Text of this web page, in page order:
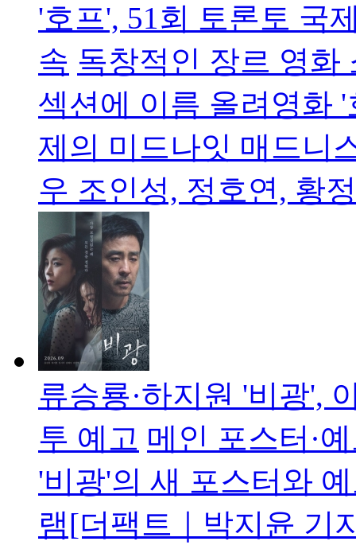
'호프', 51회 토론토 국
속 독창적인 장르 영화
섹션에 이름 올려영화
제의 미드나잇 매드니
우 조인성, 정호연, 황
류승룡·하지원 '비광',
투 예고 메인 포스터·
'비광'의 새 포스터와
램[더팩트｜박지윤 기